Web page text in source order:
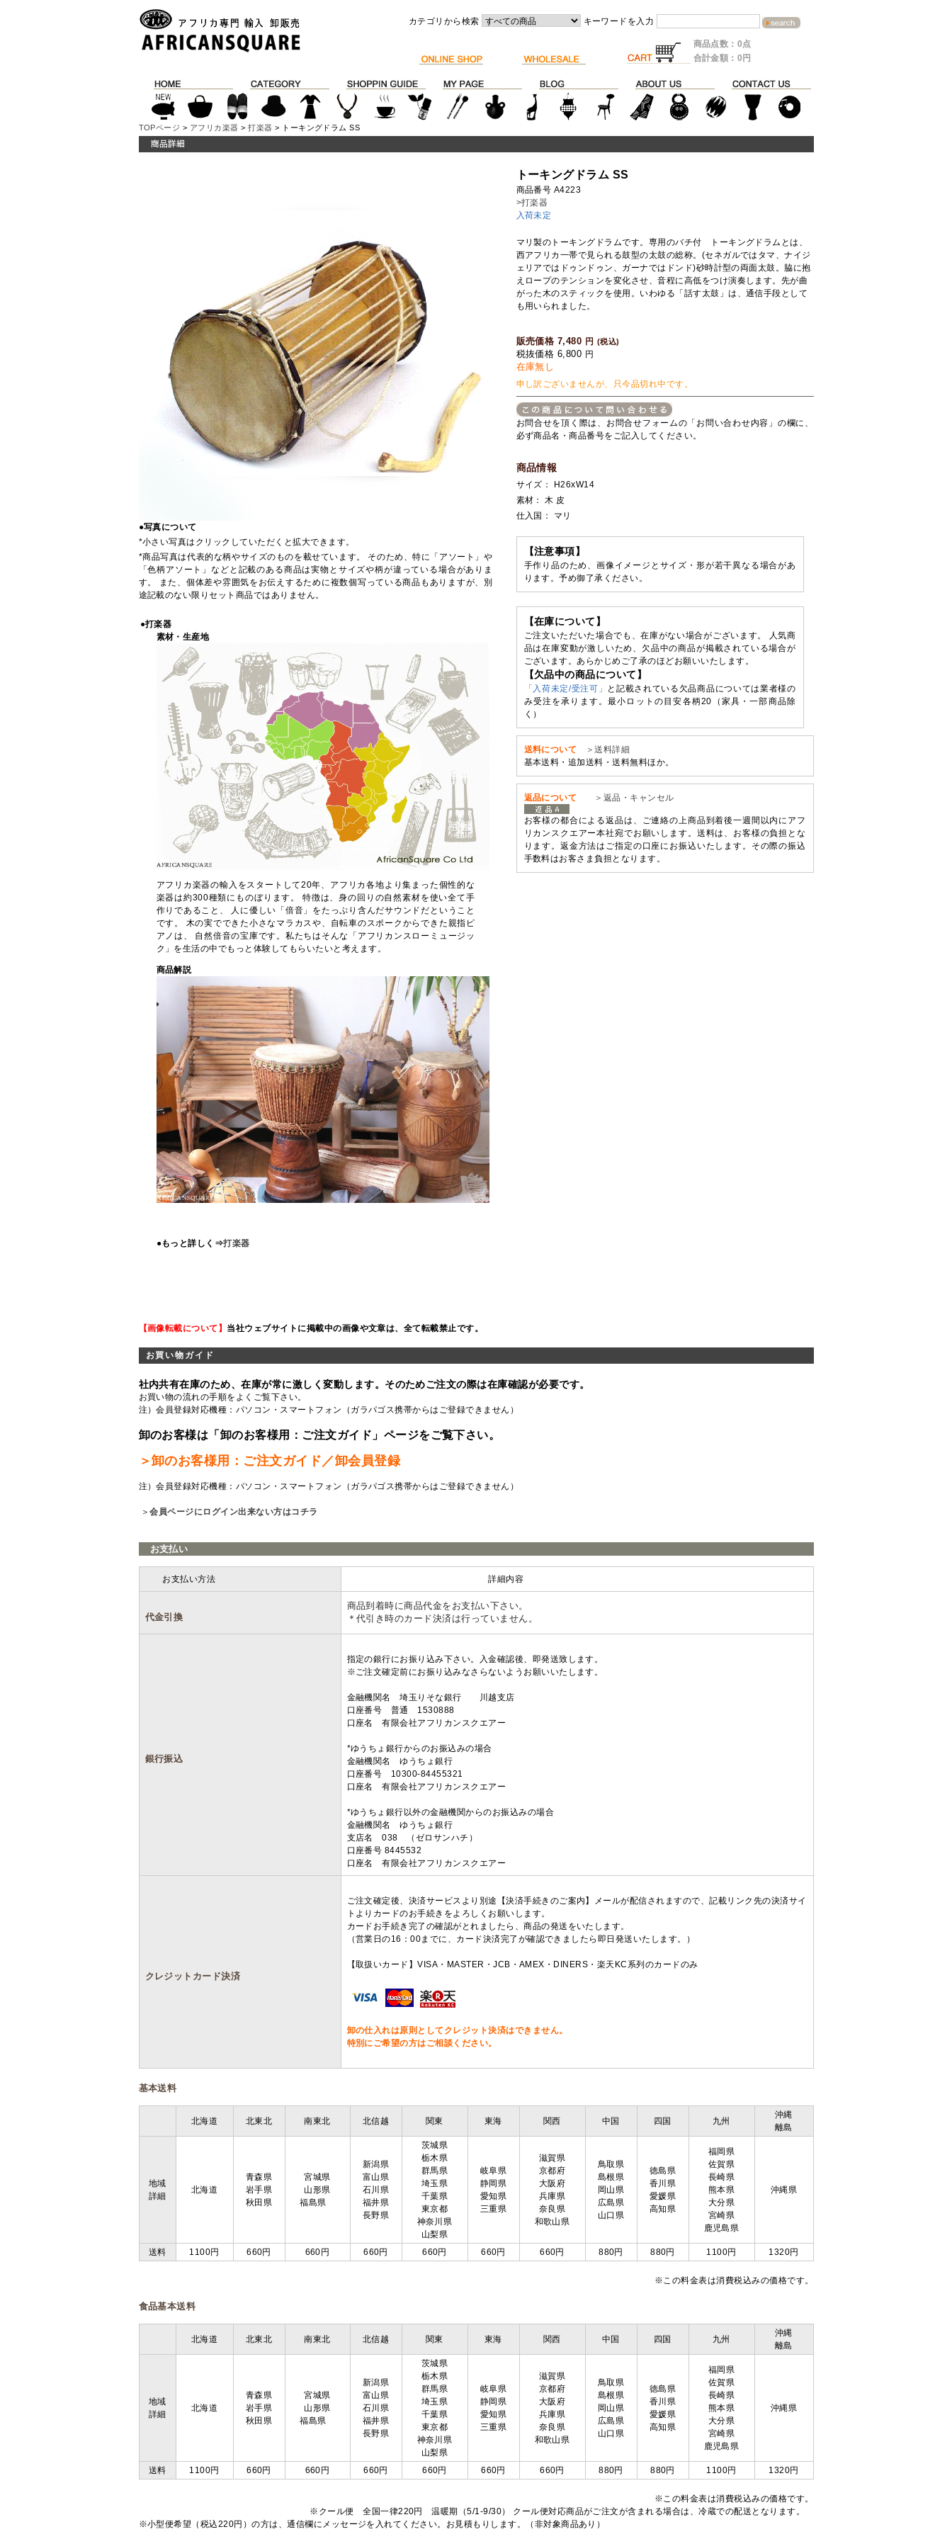
カテゴリから検索 キーワードを入力
商品点数：0点
合計金額：0円
TOPページ > アフリカ楽器 >打楽器 > トーキングドラム SS
●写真について
*小さい写真はクリックしていただくと拡大できます。
*商品写真は代表的な柄やサイズのものを載せています。 そのため、特に「アソート」や
「色柄アソート」などと記載のある商品は実物とサイズや柄が違っている場合がありま
す。 また、個体差や雰囲気をお伝えするために複数個写っている商品もありますが、別
途記載のない限りセット商品ではありません。
●打楽器
素材・生産地
アフリカ楽器の輸入をスタートして20年、アフリカ各地より集まった個性的な
楽器は約300種類にものぼります。 特徴は、身の回りの自然素材を使い全て手
作りであること、 人に優しい「倍音」をたっぷり含んだサウンドだということ
です。 木の実でできた小さなマラカスや、自転車のスポークからできた親指ピ
アノは、 自然倍音の宝庫です。私たちはそんな「アフリカンスローミュージッ
ク」を生活の中でもっと体験してもらいたいと考えます。
商品解説
●もっと詳しく⇒打楽器
トーキングドラム SS
商品番号 A4223
>打楽器
入荷未定
マリ製のトーキングドラムです。専用のバチ付 トーキングドラムとは、
西アフリカ一帯で見られる鼓型の太鼓の総称。(セネガルではタマ、ナイジ
ェリアではドゥンドゥン、ガーナではドンド)砂時計型の両面太鼓。脇に抱
えロープのテンションを変化させ、音程に高低をつけ演奏します。先が曲
がった木のスティックを使用。いわゆる「話す太鼓」は、通信手段として
も用いられました。
販売価格 7,480 円 (税込)
税抜価格 6,800 円
在庫無し
申し訳ございませんが、只今品切れ中です。
お問合せを頂く際は、お問合せフォームの「お問い合わせ内容」の欄に、
必ず商品名・商品番号をご記入してください。
商品情報
サイズ： H26xW14
素材： 木 皮
仕入国： マリ
【注意事項】
手作り品のため、画像イメージとサイズ・形が若干異なる場合があ
ります。予め御了承ください。
【在庫について】
ご注文いただいた場合でも、在庫がない場合がございます。 人気商
品は在庫変動が激しいため、欠品中の商品が掲載されている場合が
ございます。あらかじめご了承のほどお願いいたします。
【欠品中の商品について】
「入荷未定/受注可」
と記載されている欠品商品については業者様の
み受注を承ります。最小ロットの目安各柄20（家具・一部商品除
く）
送料について
＞送料詳細
基本送料・追加送料・送料無料ほか。
返品について ＞返品・キャンセル
お客様の都合による返品は、ご連絡の上商品到着後一週間以内にアフ
リカンスクエアー本社宛でお願いします。送料は、お客様の負担とな
ります。返金方法はご指定の口座にお振込いたします。その際の振込
手数料はお客さま負担となります。
【画像転載について】 当社ウェブサイトに掲載中の画像や文章は、全て転載禁止です。
お買い物ガイド
社内共有在庫のため、在庫が常に激しく変動します。そのためご注文の際は在庫確認が必要です。
お買い物の流れの手順をよくご覧下さい。
注）会員登録対応機種：パソコン・スマートフォン（ガラパゴス携帯からはご登録できません）
卸のお客様は「卸のお客様用：ご注文ガイド」ページをご覧下さい。
＞卸のお客様用：ご注文ガイド／卸会員登録
注）会員登録対応機種：パソコン・スマートフォン（ガラパゴス携帯からはご登録できません）
＞会員ページにログイン出来ない方はコチラ
お支払い
お支払い方法 詳細内容
代金引換
商品到着時に商品代金をお支払い下さい。
＊代引き時のカード決済は行っていません。
銀行振込
指定の銀行にお振り込み下さい。入金確認後、即発送致します。
※ご注文確定前にお振り込みなさらないようお願いいたします。
金融機関名 埼玉りそな銀行 川越支店
口座番号 普通 1530888
口座名 有限会社アフリカンスクエアー
*ゆうちょ銀行からのお振込みの場合
金融機関名 ゆうちょ銀行
口座番号 10300-84455321
口座名 有限会社アフリカンスクエアー
*ゆうちょ銀行以外の金融機関からのお振込みの場合
金融機関名 ゆうちょ銀行
支店名 038 （ゼロサンハチ）
口座番号 8445532
口座名 有限会社アフリカンスクエアー
クレジットカード決済
ご注文確定後、決済サービスより別途【決済手続きのご案内】メールが配信されますので、記載リンク先の決済サイ
トよりカードのお手続きをよろしくお願いします。
カードお手続き完了の確認がとれましたら、商品の発送をいたします。
（営業日の16：00までに、カード決済完了が確認できましたら即日発送いたします。）
【取扱いカード】VISA・MASTER・JCB・AMEX・DINERS・楽天KC系列のカードのみ
卸の仕入れは原則としてクレジット決済はできません。
特別にご希望の方はご相談ください。
基本送料
北海道 北東北 南東北 北信越 関東 東海 関西 中国 四国 九州
沖縄
離島
地域
詳細
北海道
青森県
岩手県
秋田県
宮城県
山形県
福島県
新潟県
富山県
石川県
福井県
長野県
茨城県
栃木県
群馬県
埼玉県
千葉県
東京都
神奈川県
山梨県
岐阜県
静岡県
愛知県
三重県
滋賀県
京都府
大阪府
兵庫県
奈良県
和歌山県
鳥取県
島根県
岡山県
広島県
山口県
徳島県
香川県
愛媛県
高知県
福岡県
佐賀県
長崎県
熊本県
大分県
宮崎県
鹿児島県
沖縄県
送料 1100円 660円 660円 660円 660円 660円 660円 880円 880円 1100円 1320円
※この料金表は消費税込みの価格です。
食品基本送料
北海道 北東北 南東北 北信越 関東 東海 関西 中国 四国 九州
沖縄
離島
地域
詳細
北海道
青森県
岩手県
秋田県
宮城県
山形県
福島県
新潟県
富山県
石川県
福井県
長野県
茨城県
栃木県
群馬県
埼玉県
千葉県
東京都
神奈川県
山梨県
岐阜県
静岡県
愛知県
三重県
滋賀県
京都府
大阪府
兵庫県
奈良県
和歌山県
鳥取県
島根県
岡山県
広島県
山口県
徳島県
香川県
愛媛県
高知県
福岡県
佐賀県
長崎県
熊本県
大分県
宮崎県
鹿児島県
沖縄県
送料 1100円 660円 660円 660円 660円 660円 660円 880円 880円 1100円 1320円
※この料金表は消費税込みの価格です。
※クール便 全国一律220円 温暖期（5/1-9/30） クール便対応商品がご注文が含まれる場合は、冷蔵での配送となります。
※小型便希望（税込220円）の方は、通信欄にメッセージを入れてください。お見積もりします。（非対象商品あり）